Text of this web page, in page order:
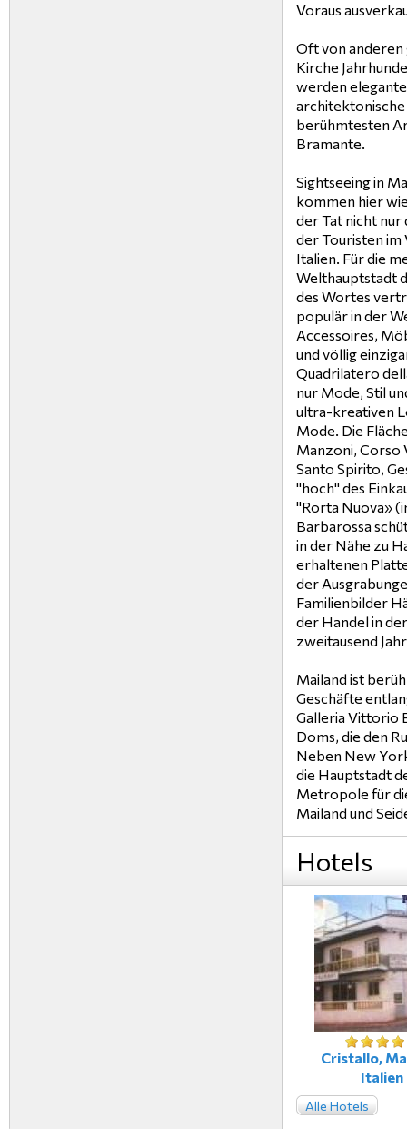
Voraus
Oft von anderen
Kirche
werden
berühmtesten
Bramante.
Sightseeing in
kommen hier
der Tat nicht nur
der Touristen im
Italien. Für die
Welthauptstadt
des Wortes
populär in der
Accessoires,
und völlig
Quadrilatero
nur Mode, Stil
ultra-kreativen
Mode. Die
Manzoni, Corso
Santo Spirito,
"hoch" des
"Rorta Nuova»
Barbarossa
in der Nähe zu
erhaltenen
der
Familienbilder
der Handel in
zweitausend
Mailand ist
Geschäfte
Galleria Vittorio
Doms, die den
Neben New
die Hauptstadt
Metropole für
Mailand und
Hotels
Cristallo,
Italien
Alle Hotels